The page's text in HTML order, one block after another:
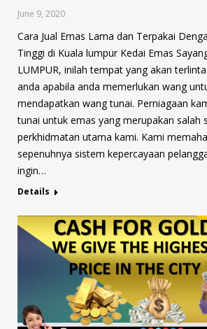
June 9, 2020
Cara Jual Emas Lama dan Terpakai
Tinggi di Kuala lumpur Kedai Emas
LUMPUR, inilah tempat yang akan
anda apabila anda memerlukan wang
mendapatkan wang tunai. Perniagaan
tunai untuk emas yang merupakan salah
perkhidmatan utama kami. Kami
sepenuhnya sistem kepercayaan
ingin…
Details